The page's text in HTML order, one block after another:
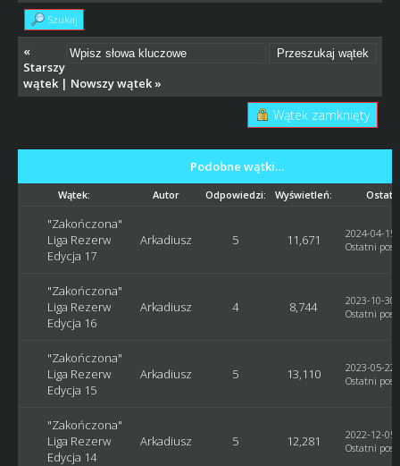
Szukaj
«
Starszy
wątek| Nowszy wątek»
Wątek zamknięty
Podobne wątki…
Wątek: Autor Odpowiedzi: Wyświetleń:
"Zakończona"
Liga Rezerw
Edycja 17
Arkadiusz 5 11,671
2024-04-
Ostatni post
"Zakończona"
Liga Rezerw
Edycja 16
Arkadiusz 4 8,744
2023-10-
Ostatni post
"Zakończona"
Liga Rezerw
Edycja 15
Arkadiusz 5 13,110
2023-05-
Ostatni post
"Zakończona"
Liga Rezerw
Edycja 14
Arkadiusz 5 12,281
2022-12-
Ostatni post